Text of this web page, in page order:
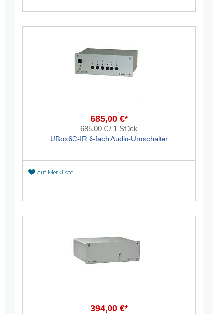
685,00 €*
685.00 € / 1 Stück
UBox6C-IR 6-fach Audio-Umschalter
auf Merkliste
394,00 €*